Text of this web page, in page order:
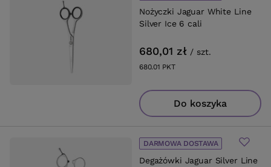
Nożyczki Jaguar White Line
Silver Ice 6 cali
680,01 zł / szt.
680.01 PKTpunktów
Do koszyka
Degażówki Jaguar Silver Line
DARMOWA DOSTAWA